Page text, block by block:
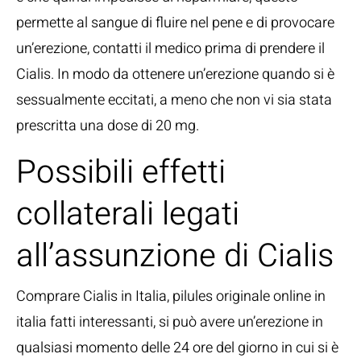
permette al sangue di fluire nel pene e di provocare
un’erezione, contatti il medico prima di prendere il
Cialis. In modo da ottenere un’erezione quando si è
sessualmente eccitati, a meno che non vi sia stata
prescritta una dose di 20 mg.
Possibili effetti
collaterali legati
all’assunzione di Cialis
Comprare Cialis in Italia, pilules originale online in
italia fatti interessanti, si può avere un’erezione in
qualsiasi momento delle 24 ore del giorno in cui si è